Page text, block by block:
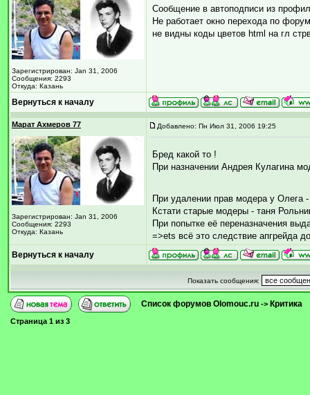
Зарегистрирован: Jan 31, 2006
Сообщения: 2293
Откуда: Казань
Сообщение в автоподписи из
Не работает окно перехода по
не видны коды цветов html на гл
Вернуться к началу
Марат Ахмеров 77
Зарегистрирован: Jan 31, 2006
Сообщения: 2293
Откуда: Казань
Добавлено: Пн Июл 31, 2006 19:25
Бред какой то !
При назначении Андрея Кулагина
При удалении прав модера у Олега
Кстати старые модеры - таня
При попытке её переназначения
=>ets всё это следствие апгрейда
Вернуться к началу
Показать сообщения:
Список форумов Olomouc.ru -> Критика
Страница 1 из 3